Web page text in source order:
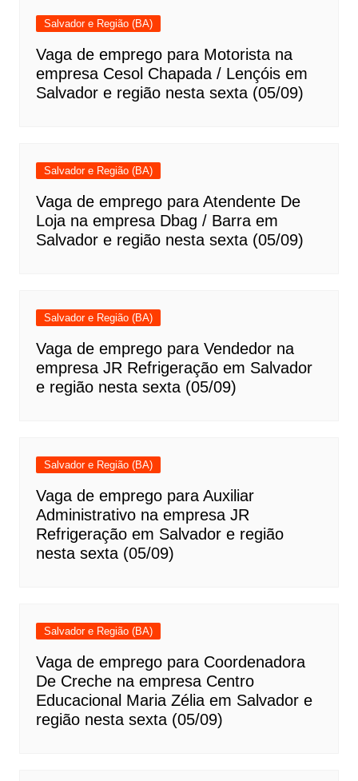
Salvador e Região (BA)
Vaga de emprego para Motorista na
empresa Cesol Chapada / Lençóis em
Salvador e região nesta sexta (05/09)
Salvador e Região (BA)
Vaga de emprego para Atendente De
Loja na empresa Dbag / Barra em
Salvador e região nesta sexta (05/09)
Salvador e Região (BA)
Vaga de emprego para Vendedor na
empresa JR Refrigeração em Salvador
e região nesta sexta (05/09)
Salvador e Região (BA)
Vaga de emprego para Auxiliar
Administrativo na empresa JR
Refrigeração em Salvador e região
nesta sexta (05/09)
Salvador e Região (BA)
Vaga de emprego para Coordenadora
De Creche na empresa Centro
Educacional Maria Zélia em Salvador e
região nesta sexta (05/09)